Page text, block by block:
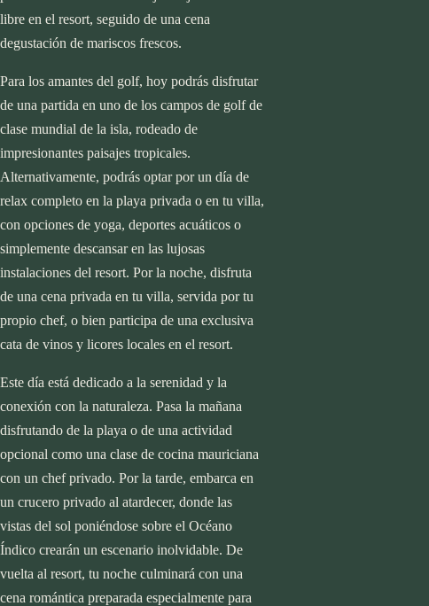
Seychelles
Sudáfrica
Asia
Cambodia
Emiratos Árabes
Indonesia
Japón
Laos
Maldivas
Tailandia
Vietnam
Europa
Austria
España
Laos
Maldivas
Tailandia
Vietnam
Europa
Austria
España
Francia
Grecia
Italia
Viajes a la medida
Experiencias
Luna de miel
Pareja
Familiar
BlogAbout
Newsletter
Instagram
libre en el resort, seguido de una cena
degustación de mariscos frescos.
Para los amantes del golf, hoy podrás disfrutar
de una partida en uno de los campos de golf de
clase mundial de la isla, rodeado de
impresionantes paisajes tropicales.
Alternativamente, podrás optar por un día de
relax completo en la playa privada o en tu villa,
con opciones de yoga, deportes acuáticos o
simplemente descansar en las lujosas
instalaciones del resort. Por la noche, disfruta
de una cena privada en tu villa, servida por tu
propio chef, o bien participa de una exclusiva
cata de vinos y licores locales en el resort.
Este día está dedicado a la serenidad y la
conexión con la naturaleza. Pasa la mañana
disfrutando de la playa o de una actividad
opcional como una clase de cocina mauriciana
con un chef privado. Por la tarde, embarca en
un crucero privado al atardecer, donde las
vistas del sol poniéndose sobre el Océano
Índico crearán un escenario inolvidable. De
vuelta al resort, tu noche culminará con una
cena romántica preparada especialmente para